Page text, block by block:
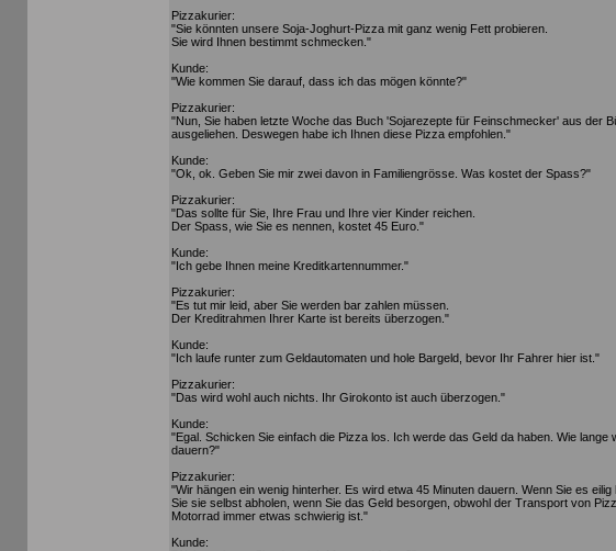
Pizzakurier:
"Sie könnten unsere Soja-Joghurt-Pizza mit ganz wenig Fett probieren.
Sie wird Ihnen bestimmt schmecken."
Kunde:
"Wie kommen Sie darauf, dass ich das mögen könnte?"
Pizzakurier:
"Nun, Sie haben letzte Woche das Buch 'Sojarezepte für Feinschmecker' aus der
ausgeliehen. Deswegen habe ich Ihnen diese Pizza empfohlen."
Kunde:
"Ok, ok. Geben Sie mir zwei davon in Familiengrösse. Was kostet der Spass?"
Pizzakurier:
"Das sollte für Sie, Ihre Frau und Ihre vier Kinder reichen.
Der Spass, wie Sie es nennen, kostet 45 Euro."
Kunde:
"Ich gebe Ihnen meine Kreditkartennummer."
Pizzakurier:
"Es tut mir leid, aber Sie werden bar zahlen müssen.
Der Kreditrahmen Ihrer Karte ist bereits überzogen."
Kunde:
"Ich laufe runter zum Geldautomaten und hole Bargeld, bevor Ihr Fahrer hier ist."
Pizzakurier:
"Das wird wohl auch nichts. Ihr Girokonto ist auch überzogen."
Kunde:
"Egal. Schicken Sie einfach die Pizza los. Ich werde das Geld da haben. Wie lange
dauern?"
Pizzakurier:
"Wir hängen ein wenig hinterher. Es wird etwa 45 Minuten dauern. Wenn Sie es
Sie sie selbst abholen, wenn Sie das Geld besorgen, obwohl der Transport von
Motorrad immer etwas schwierig ist."
Kunde: